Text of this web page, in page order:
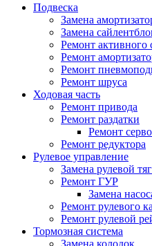
Подвеска
Замена
Замена
Ремонт активного
Ремонт
Ремонт
Ремонт шруса
Ходовая часть
Ремонт привода
Ремонт раздатки
Ремонт
Ремонт редуктора
Рулевое управление
Замена рулевой
Ремонт ГУР
Замена
Ремонт рулевого
Ремонт рулевой
Тормозная система
Замена колодок